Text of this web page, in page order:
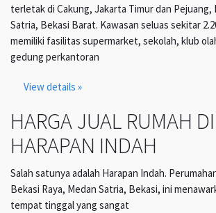
terletak di Cakung, Jakarta Timur dan Pejuang,
Satria, Bekasi Barat. Kawasan seluas sekitar
memiliki fasilitas supermarket, sekolah, klub
gedung perkantoran
View details »
HARGA JUAL RUMAH DI
HARAPAN INDAH
Salah satunya adalah Harapan Indah.
Bekasi Raya, Medan Satria, Bekasi, ini
tempat tinggal yang sangat